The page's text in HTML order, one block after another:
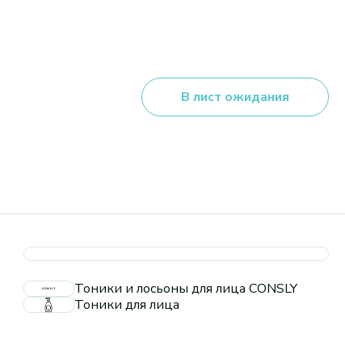
В лист ожидания
Тоники и лосьоны для лица CONSLY
Тоники для лица